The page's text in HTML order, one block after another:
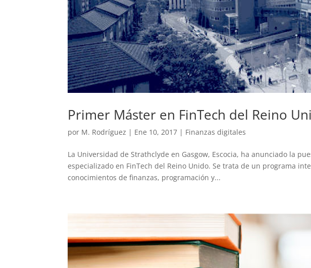
Primer Máster en FinTech del Reino
por M. Rodríguez | Ene 10, 2017 | Finanzas digitales
La Universidad de Strathclyde en Gasgow, Escocia, ha anunciado la
especializado en FinTech del Reino Unido. Se trata de un programa
conocimientos de finanzas, programación y...